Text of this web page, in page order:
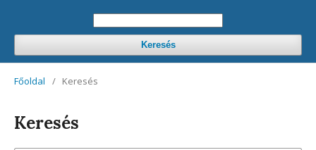
Keresés
Főoldal / Keresés
Keresés